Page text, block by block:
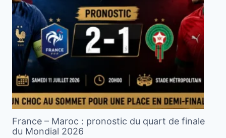
France – Maroc : pronostic du quart de finale
du Mondial 2026